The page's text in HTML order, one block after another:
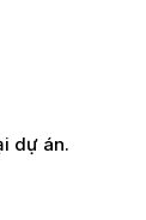
dự án.